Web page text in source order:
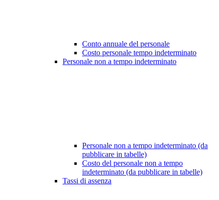
Conto annuale del personale
Costo personale tempo indeterminato
Personale non a tempo indeterminato
Personale non a tempo indeterminato (da
pubblicare in tabelle)
Costo del personale non a tempo
indeterminato (da pubblicare in tabelle)
Tassi di assenza